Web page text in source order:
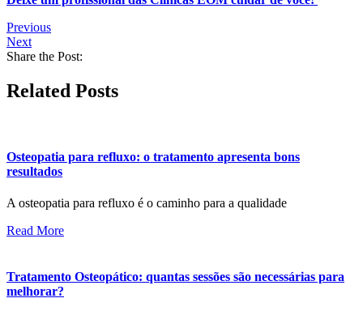
Previous
Next
Share the Post:
Related Posts
Osteopatia para refluxo: o tratamento apresenta bons
resultados
A osteopatia para refluxo é o caminho para a qualidade
Read More
Tratamento Osteopático: quantas sessões são necessárias para
melhorar?